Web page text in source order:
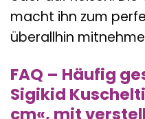
macht ihn zum
überallhin
FAQ – Häufig
Sigikid
cm«, mit